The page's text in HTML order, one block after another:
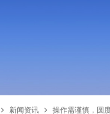
新闻资讯 操作需谨慎，圆